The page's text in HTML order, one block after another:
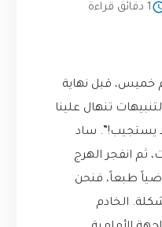
1 دقائق قراءة
خميس، قبل نهاية
تنهال علينا
يستجيب!”. ساد
انفجر الهرج
طبعاً، فنحن
الخادم